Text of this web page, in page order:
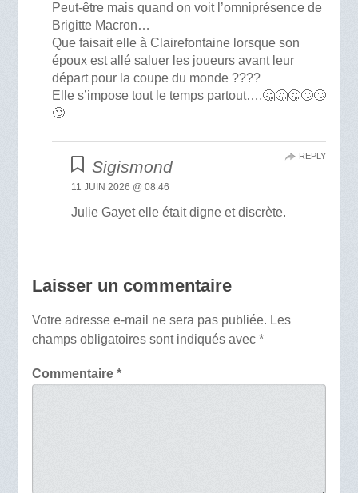
Peut-être mais quand on voit l’omniprésence de
Brigitte Macron…
Que faisait elle à Clairefontaine lorsque son
époux est allé saluer les joueurs avant leur
départ pour la coupe du monde ????
Elle s’impose tout le temps partout….🤔🤔🤔🙄🙄
🙄
Sigismond
11 JUIN 2026 @ 08:46
Julie Gayet elle était digne et discrète.
REPLY
Laisser un commentaire
Votre adresse e-mail ne sera pas publiée. Les
champs obligatoires sont indiqués avec *
Commentaire *